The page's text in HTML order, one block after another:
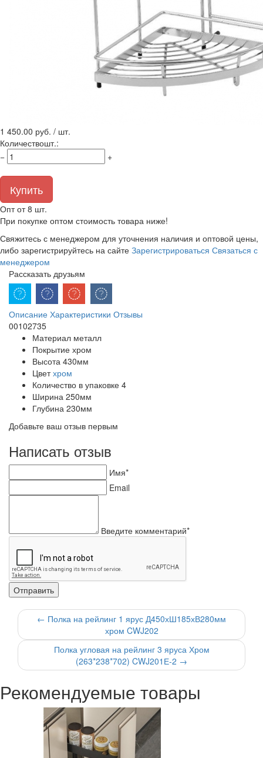
1 450.00 руб. / шт.
Количествошт.:
−
+
Купить
Опт от 8 шт.
При покупке оптом стоимость товара ниже!
Свяжитесь с менеджером для уточнения наличия и оптовой цены,
либо зарегистрируйтесь на сайте Зарегистрироваться Связаться с
менеджером
Рассказать друзьям
Описание Характеристики Отзывы
00102735
Материал металл
Покрытие хром
Высота 430мм
Цвет хром
Количество в упаковке 4
Ширина 250мм
Глубина 230мм
Добавьте ваш отзыв первым
Написать отзыв
Имя*
Email
Введите комментарий*
← Полка на рейлинг 1 ярус Д450хШ185хВ280мм
хром CWJ202
Полка угловая на рейлинг 3 яруса Хром
(263*238*702) CWJ201Е-2 →
Рекомендуемые товары